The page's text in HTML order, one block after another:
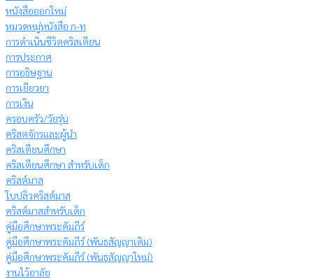
หนังสือออกใหม่
หมวดหมู่หนังสือ ก-ท
การดำเนินชีวิตคริสเตียน
การประกาศ
การอธิษฐาน
การเยียวยา
การเงิน
ครอบครัว/วัยรุ่น
คริสตจักรและผู้นำ
คริสเตียนศึกษา
คริสเตียนศึกษา สำหรับเด็ก
คริสต์มาส
ใบปลิวคริสต์มาส
คริสต์มาสสำหรับเด็ก
คู่มือศึกษาพระคัมภีร์
คู่มือศึกษาพระคัมภีร์ (พันธสัญญาเดิม)
คู่มือศึกษาพระคัมภีร์ (พันธสัญญาใหม่)
งานไว้อาลัย